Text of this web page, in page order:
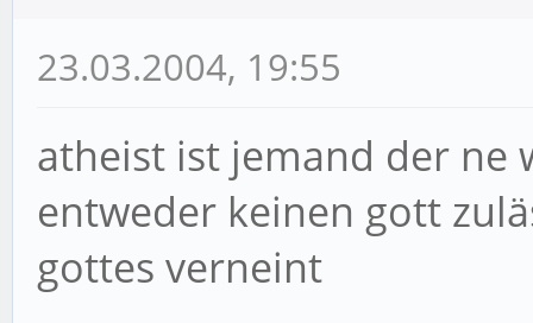
23.03.2004, 19:55
atheist ist jemand der ne
entweder keinen gott
gottes verneint